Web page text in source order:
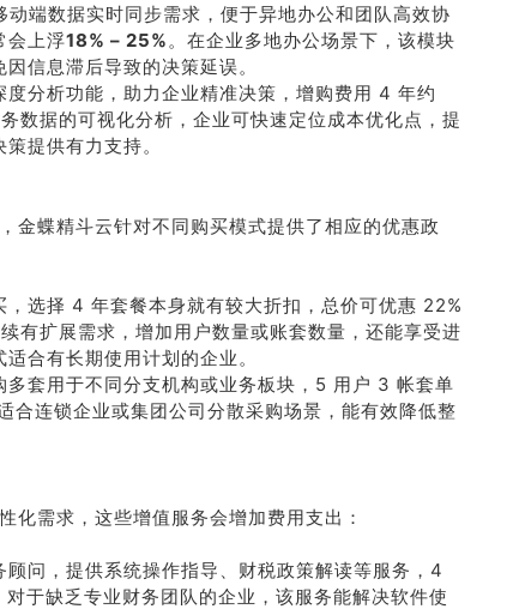
动端数据实时同步需求，便于异地办公和团队高效协
会上浮18% – 25% 。在企业多地办公场景下，该模块
信息滞后导致的决策延误。
度分析功能，助力企业精准决策，增购费用 4 年约
数据的可视化分析，企业可快速定位成本优化点，提
提供有力支持。
金蝶精斗云针对不同购买模式提供了相应的优惠政
，选择 4 年套餐本身就有较大折扣，总价可优惠 22%
有扩展需求，增加用户数量或账套数量，还能享受进
合有长期使用计划的企业。
多套用于不同分支机构或业务板块，5 用户 3 帐套单
合连锁企业或集团公司分散采购场景，能有效降低整
化需求，这些增值服务会增加费用支出：
顾问，提供系统操作指导、财税政策解读等服务，4
对于缺乏专业财务团队的企业，该服务能解决软件使